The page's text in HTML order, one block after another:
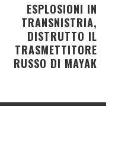
ESPLOSIONI IN
TRANSNISTRIA,
DISTRUTTO IL
TRASMETTITORE
RUSSO DI MAYAK